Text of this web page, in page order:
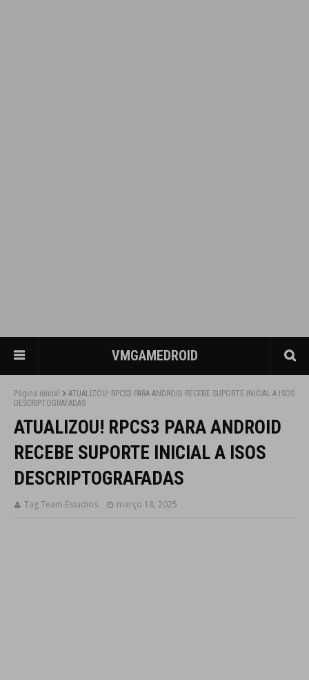
VMGAMEDROID
Página inicial
ATUALIZOU! RPCS3 PARA ANDROID RECEBE SUPORTE INICIAL A ISOS
DESCRIPTOGRAFADAS
ATUALIZOU! RPCS3 PARA ANDROID
RECEBE SUPORTE INICIAL A ISOS
DESCRIPTOGRAFADAS
Tag Team Estudios março 18, 2025